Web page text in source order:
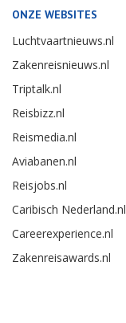
ONZE WEBSITES
Luchtvaartnieuws.nl
Zakenreisnieuws.nl
Triptalk.nl
Reisbizz.nl
Reismedia.nl
Aviabanen.nl
Reisjobs.nl
Caribisch Nederland.nl
Careerexperience.nl
Zakenreisawards.nl